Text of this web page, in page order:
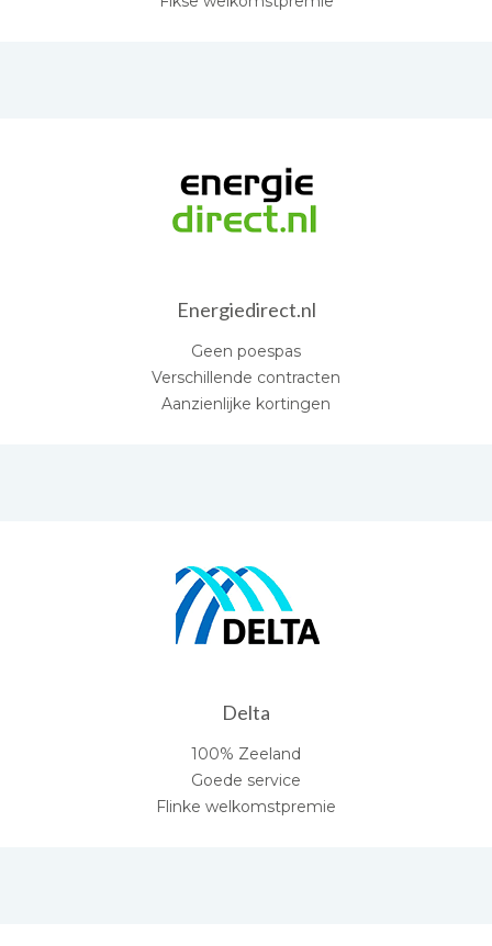
Energiedirect.nl
Geen poespas
Verschillende contracten
Aanzienlijke kortingen
Delta
100% Zeeland
Goede service
Flinke welkomstpremie